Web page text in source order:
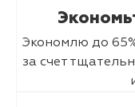
Экономлю до
за счет